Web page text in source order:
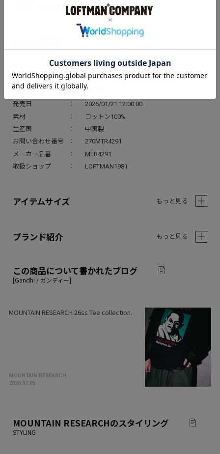
MOUNTAIN RESEARCH
カテゴリ
トップス>半袖プリントTシャツ
2026SS
発売日
2026/01/21 12:00:00
素材
コットン100%
生産国
中国製
お問い合わせ番号
270MTR4291
メーカー品番
MTR4291
取扱ショップ
LOFTMAN1981
memo : M.K.G meets RATM’s 1995 tour poster!?
アイテムサイズ もっと見る
ブランド紹介 もっと見る
この商品について書かれたブログ
MOUNTAIN RESEARCH 26ss Tee collection.
MOUNTAIN RESEARCH
2026.07.05
MOUNTAIN RESEARCHのスタイリング